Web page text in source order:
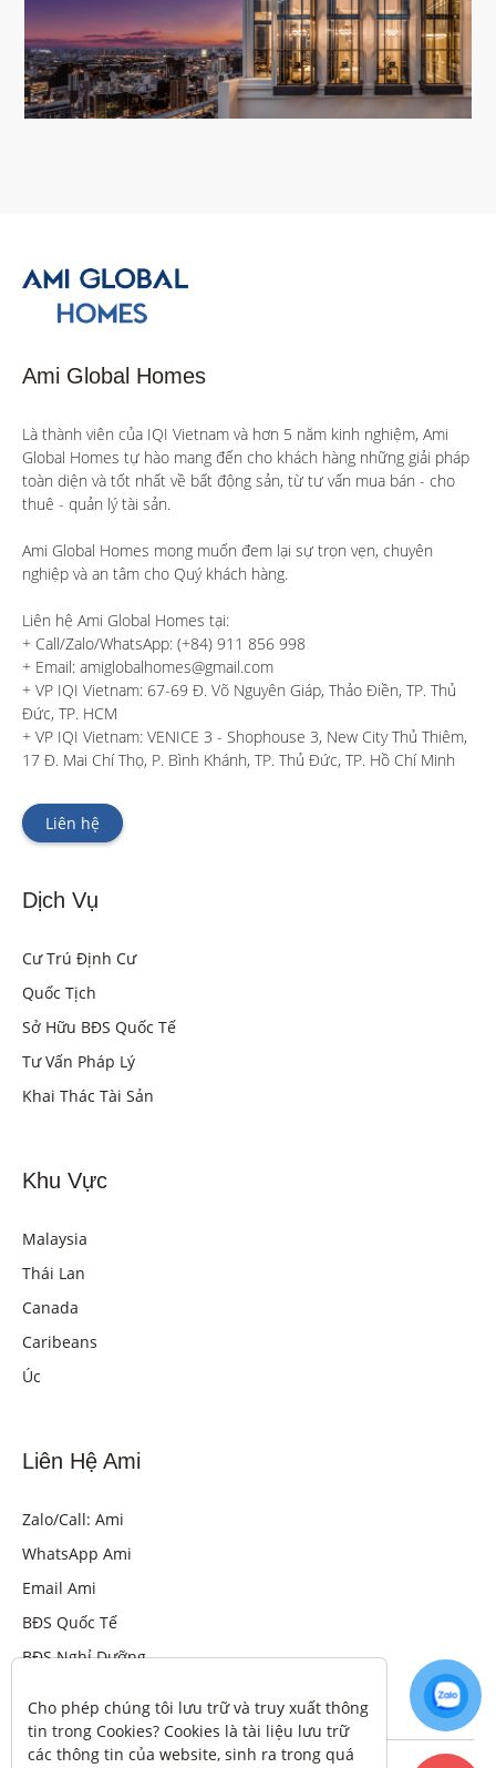
Ami Global Homes
Là thành viên của IQI Vietnam và hơn 5 năm kinh nghiệm, Ami
Global Homes tự hào mang đến cho khách hàng những giải pháp
toàn diện và tốt nhất về bất động sản, từ tư vấn mua bán - cho
thuê - quản lý tài sản.
Ami Global Homes mong muốn đem lại sự trọn vẹn, chuyên
nghiệp và an tâm cho Quý khách hàng.
Liên hệ Ami Global Homes tại:
+ Call/Zalo/WhatsApp: (+84) 911 856 998
+ Email: amiglobalhomes@gmail.com
+ VP IQI Vietnam: 67-69 Đ. Võ Nguyên Giáp, Thảo Điền, TP. Thủ
Đức, TP. HCM
+ VP IQI Vietnam: VENICE 3 - Shophouse 3, New City Thủ Thiêm,
17 Đ. Mai Chí Thọ, P. Bình Khánh, TP. Thủ Đức, TP. Hồ Chí Minh
Liên hệ
Dịch Vụ
Cư Trú Định Cư
Quốc Tịch
Sở Hữu BĐS Quốc Tế
Tư Vấn Pháp Lý
Khai Thác Tài Sản
Khu Vực
Malaysia
Thái Lan
Canada
Caribeans
Úc
Liên Hệ Ami
Zalo/Call: Ami
WhatsApp Ami
Email Ami
BĐS Quốc Tế
BĐS Nghỉ Dưỡng
Cho phép chúng tôi lưu trữ và truy xuất thông
tin trong Cookies? Cookies là tài liệu lưu trữ
các thông tin của website, sinh ra trong quá